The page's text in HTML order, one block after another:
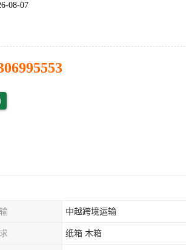
08-07
中越跨境运输
纸箱 木箱